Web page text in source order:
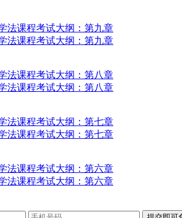
法课程考试大纲：第九章
法课程考试大纲：第九章
法课程考试大纲：第八章
法课程考试大纲：第八章
法课程考试大纲：第七章
法课程考试大纲：第七章
法课程考试大纲：第六章
法课程考试大纲：第六章